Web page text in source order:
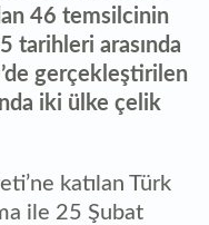
46 temsilcinin
tarihleri arasında
gerçekleştirilen
iki ülke çelik
katılan Türk
ile 25 Şubat